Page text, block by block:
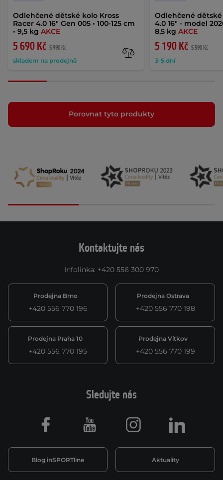
Odlehčené dětské kolo Kross
Racer 4.0 16" Gen 005 • 100-125 cm
• 9,5 kg AKCE
5 690 Kč 5 990 Kč
skladem na prodejně
Odlehčené
4.0 16" - model
8,5 kgAKCE
5 190 Kč 5 590 Kč
3-5 dní
Porovnat tyto produkty
Kontaktujte nás
Infolinka: +420 556 300 970
Prodejna Brno
+420 556 770 196
Prodejna Ostrava
+420 556 770 198
Prodejna Praha 10
+420 556 770 195
Prodejna Vítkov
+420 556 770 199
Sledujte nás
Blog inSPORTline Aktuality
Facebook Youtube Instagram LinkedIn